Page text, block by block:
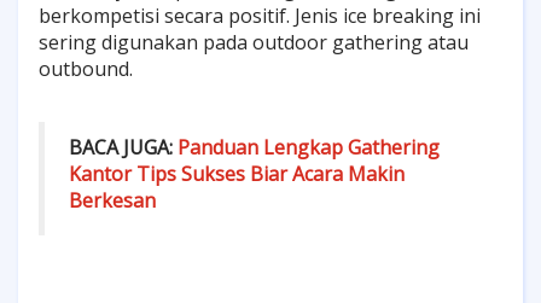
berkompetisi secara positif. Jenis ice breaking ini
sering digunakan pada outdoor gathering atau
outbound.
BACA JUGA: Panduan Lengkap Gathering
Kantor Tips Sukses Biar Acara Makin
Berkesan